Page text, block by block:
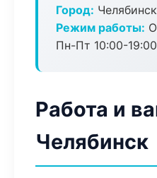
Город: Челябинск
Режим работы:
Пн-Пт 10:00-19:00
Работа и
Челябинск